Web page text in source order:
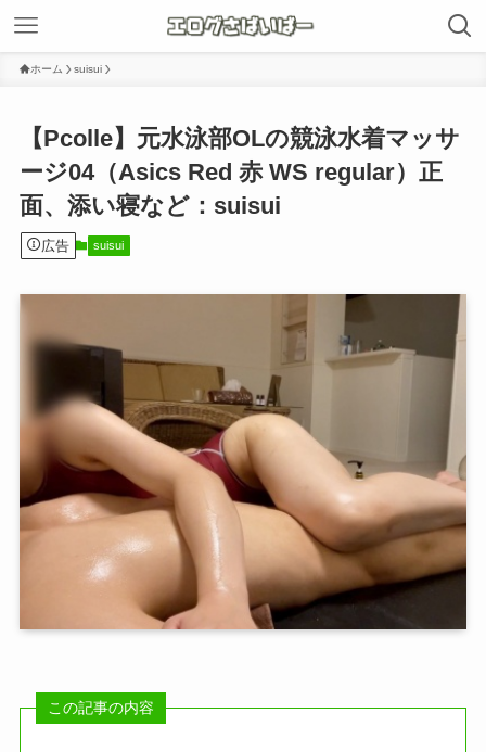
ホーム suisui
【Pcolle】元水泳部OLの競泳水着マッサ
ージ04（Asics Red 赤 WS regular）正
面、添い寝など：suisui
広告 suisui